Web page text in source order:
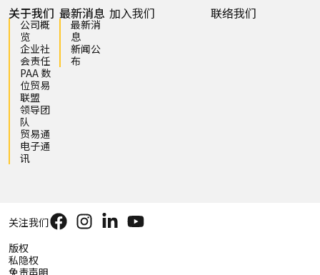
关于我们
公司概
览
企业社
会责任
PAA 数
位贸易
联盟
领导团
队
贸易通
电子通
讯
最新消息
最新消
息
新闻公
布
加入我们 联络我们
版权
私隐权
免责声明
关注我们